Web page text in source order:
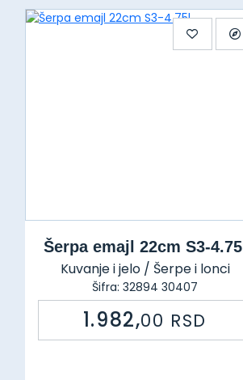
Šerpa emajl 22cm S3-4.75l
Kuvanje i jelo / Šerpe i lonci
Šifra: 32894 30407
1.982,00 RSD